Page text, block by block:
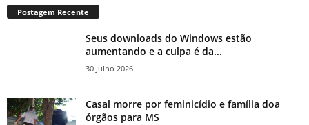
Postagem Recente
Seus downloads do Windows estão
aumentando e a culpa é da...
30 Julho 2026
Casal morre por feminicídio e família doa
órgãos para MS